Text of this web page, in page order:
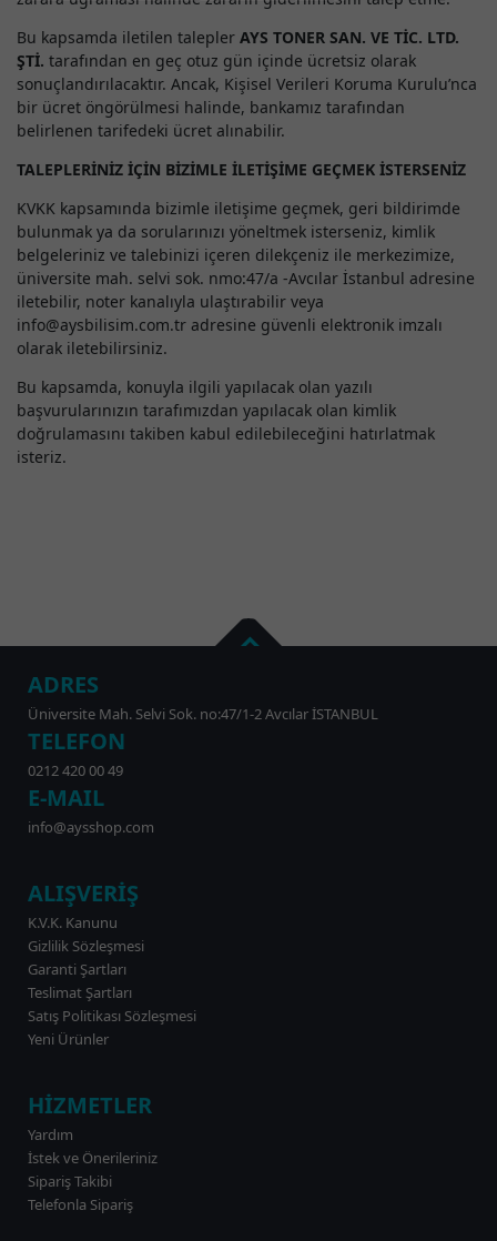
Bu kapsamda iletilen talepler AYS TONER SAN. VE TİC. LTD.
ŞTİ. tarafından en geç otuz gün içinde ücretsiz olarak
sonuçlandırılacaktır. Ancak, Kişisel Verileri Koruma Kurulu’nca
bir ücret öngörülmesi halinde, bankamız tarafından
belirlenen tarifedeki ücret alınabilir.
TALEPLERİNİZ İÇİN BİZİMLE İLETİŞİME GEÇMEK İSTERSENİZ
KVKK kapsamında bizimle iletişime geçmek, geri bildirimde
bulunmak ya da sorularınızı yöneltmek isterseniz, kimlik
belgeleriniz ve talebinizi içeren dilekçeniz ile merkezimize,
üniversite mah. selvi sok. nmo:47/a -Avcılar İstanbul adresine
iletebilir, noter kanalıyla ulaştırabilir veya
info@aysbilisim.com.tr adresine güvenli elektronik imzalı
olarak iletebilirsiniz.
Bu kapsamda, konuyla ilgili yapılacak olan yazılı
başvurularınızın tarafımızdan yapılacak olan kimlik
doğrulamasını takiben kabul edilebileceğini hatırlatmak
isteriz.
ADRES
Üniversite Mah. Selvi Sok. no:47/1-2 Avcılar İSTANBUL
TELEFON
0212 420 00 49
E-MAIL
info@aysshop.com
ALIŞVERİŞ
K.V.K. Kanunu
Gizlilik Sözleşmesi
Garanti Şartları
Teslimat Şartları
Satış Politikası Sözleşmesi
Yeni Ürünler
HİZMETLER
Yardım
İstek ve Önerileriniz
Sipariş Takibi
Telefonla Sipariş